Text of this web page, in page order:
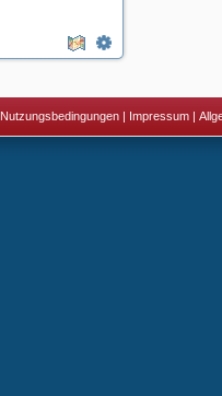
Nutzungsbedingungen | Impressum |